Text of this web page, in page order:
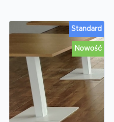
Nowość
Standard